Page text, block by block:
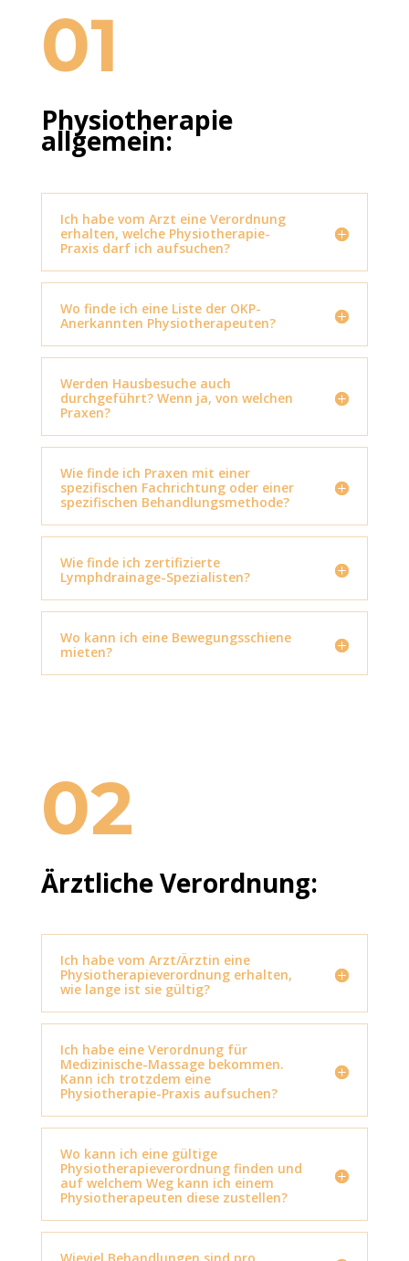
01
Physiotherapie
allgemein:
Ich habe vom Arzt eine Verordnung
erhalten, welche Physiotherapie-
Praxis darf ich aufsuchen?
Wo finde ich eine Liste der OKP-
Anerkannten Physiotherapeuten?
Werden Hausbesuche auch
durchgeführt? Wenn ja, von welchen
Praxen?
Wie finde ich Praxen mit einer
spezifischen Fachrichtung oder einer
spezifischen Behandlungsmethode?
Wie finde ich zertifizierte
Lymphdrainage-Spezialisten?
Wo kann ich eine Bewegungsschiene
mieten?
02
Ärztliche Verordnung:
Ich habe vom Arzt/Ärztin eine
Physiotherapieverordnung erhalten,
wie lange ist sie gültig?
Ich habe eine Verordnung für
Medizinische-Massage bekommen.
Kann ich trotzdem eine
Physiotherapie-Praxis aufsuchen?
Wo kann ich eine gültige
Physiotherapieverordnung finden und
auf welchem Weg kann ich einem
Physiotherapeuten diese zustellen?